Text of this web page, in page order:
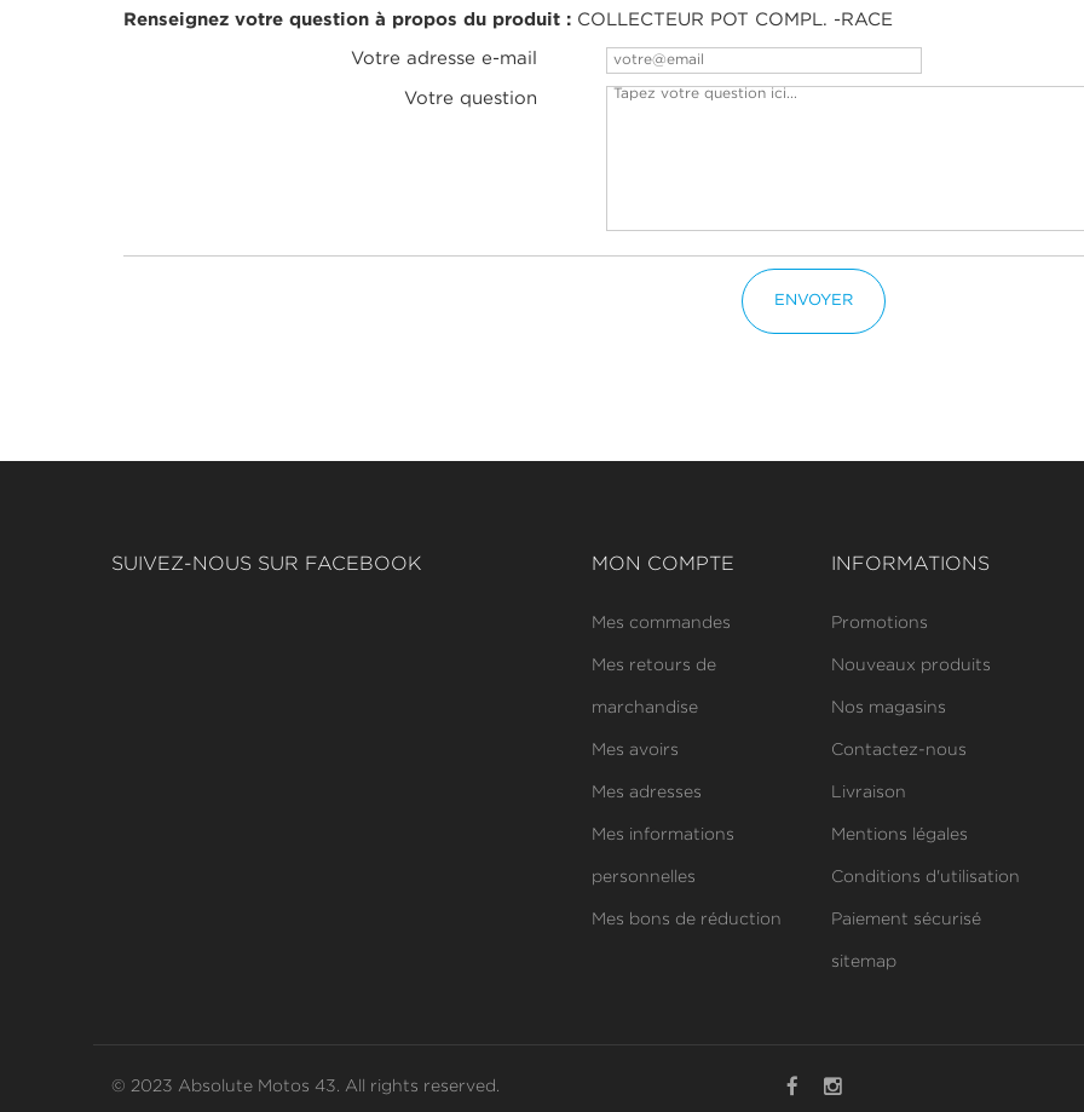
Renseignez votre question à propos du produit : COLLECTEUR POT COMPL. -RACE
Votre adresse e-mail
Votre question
ENVOYER
SUIVEZ-NOUS SUR FACEBOOK MON COMPTE
Mes commandes
Mes retours de
marchandise
Mes avoirs
Mes adresses
Mes informations
personnelles
Mes bons de réduction
INFORMATIONS
Promotions
Nouveaux produits
Nos magasins
Contactez-nous
Livraison
Mentions légales
Conditions d'utilisation
Paiement sécurisé
sitemap
© 2023 Absolute Motos 43. All rights reserved.